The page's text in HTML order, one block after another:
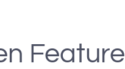
Feature